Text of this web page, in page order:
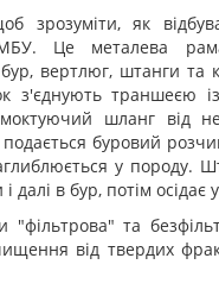
зрозуміти, як
Це металева
вертлюг, штанги та
з'єднують траншеєю
шланг від
буровий
у породу.
в бур, потім осідає
та
від твердих